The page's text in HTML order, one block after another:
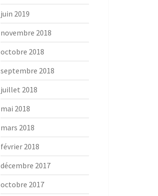
juin 2019
novembre 2018
octobre 2018
septembre 2018
juillet 2018
mai 2018
mars 2018
février 2018
décembre 2017
octobre 2017